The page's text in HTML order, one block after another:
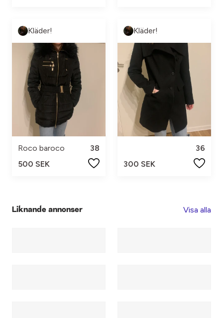
Kläder!
Roco baroco
38
500 SEK
Kläder!
36
300 SEK
Liknande annonser Visa alla